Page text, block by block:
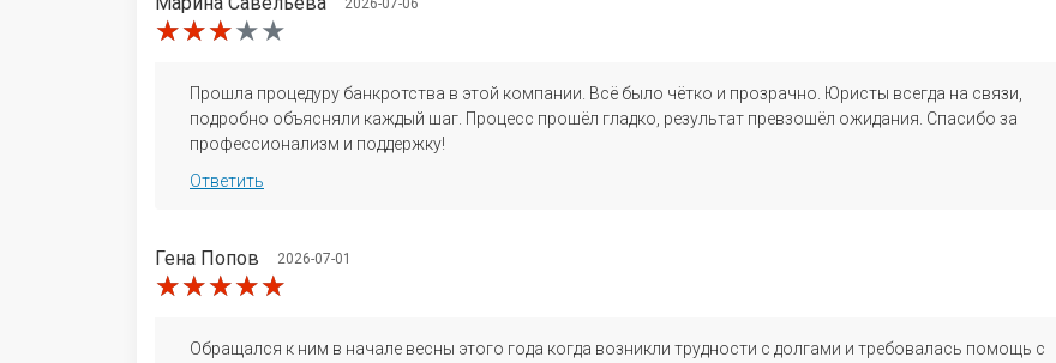
2026-07-06
★★★★★
★★★★★
★★★★★
Прошла процедуру банкротства в этой компании. Всё было чётко и прозрачно. Юристы всегда на связи,
подробно объясняли каждый шаг. Процесс прошёл гладко, результат превзошёл ожидания. Спасибо за
профессионализм и поддержку!
Ответить
Гена Попов 2026-07-01
★★★★★
★★★★★
★★★★★
Обращался к ним в начале весны этого года когда возникли трудности с долгами и требовалась помощь с